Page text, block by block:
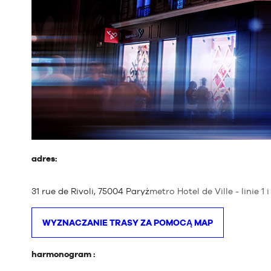
adres:
31 rue de Rivoli, 75004 Paryżmetro Hotel de Ville - linie 1 i
WYZNACZANIE TRASY ZA POMOCĄ MAP
harmonogram :